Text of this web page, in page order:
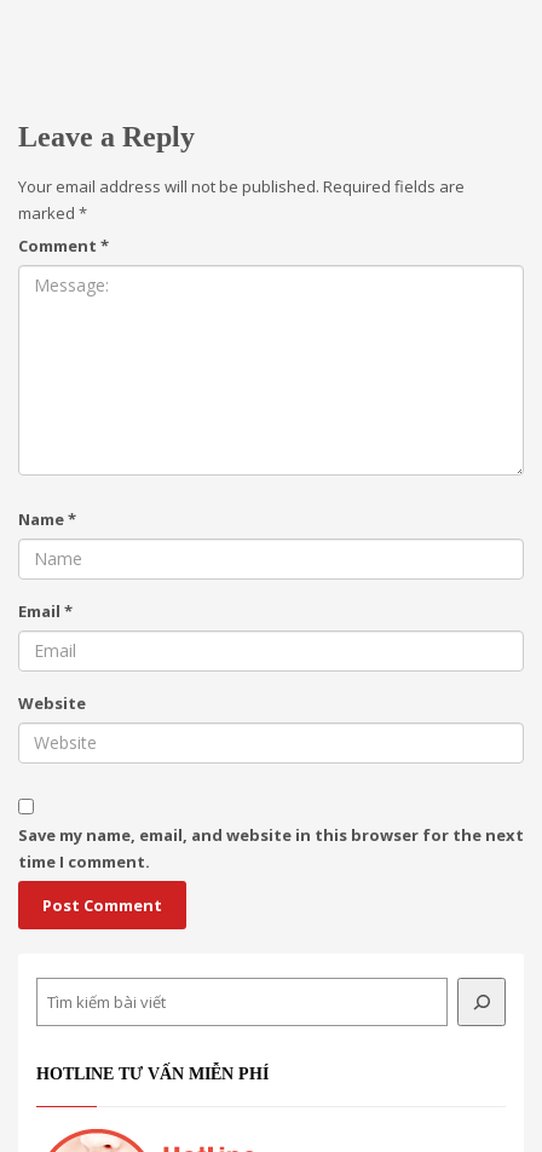
Leave a Reply
Your email address will not be published. Required fields are
marked *
Comment *
Name*
Email *
Website
Save my name, email, and website in this browser for the next
time I comment.
HOTLINE TƯ VẤN MIỄN PHÍ